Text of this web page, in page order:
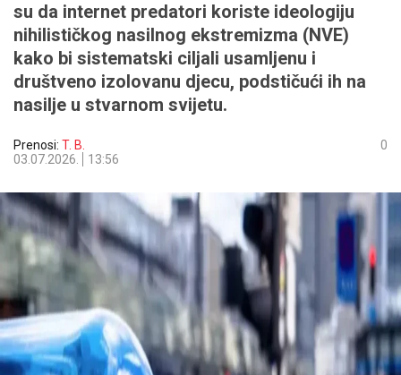
su da internet predatori koriste ideologiju
nihilističkog nasilnog ekstremizma (NVE)
kako bi sistematski ciljali usamljenu i
društveno izolovanu djecu, podstičući ih na
nasilje u stvarnom svijetu.
Prenosi: T. B.
03.07.2026.
13:56
0